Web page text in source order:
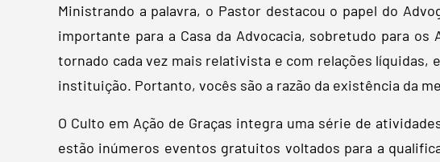
Ministrando a palavra, o Pastor destacou o papel do
importante para a Casa da Advocacia, sobretudo para
tornado cada vez mais relativista e com relações líquidas,
instituição. Portanto, vocês são a razão da existência da
O Culto em Ação de Graças integra uma série de
estão inúmeros eventos gratuitos voltados para a